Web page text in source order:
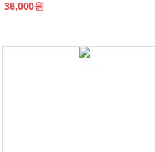
36,000원